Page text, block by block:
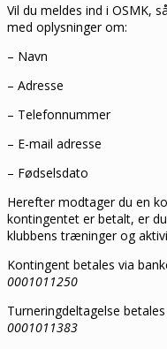
Vil du meldes ind i OSMK,
med oplysninger om:
– Navn
– Adresse
– Telefonnummer
– E-mail adresse
– Fødselsdato
Herefter modtager du en
kontingentet er betalt, er
klubbens træninger og
Kontingent betales via
0001011250
Turneringdeltagelse
0001011383